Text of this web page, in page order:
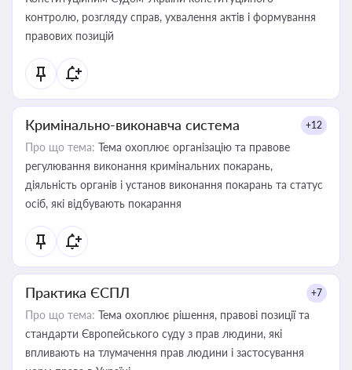
контролю, розгляду справ, ухвалення актів і формування
правових позицій
Кримінально-виконавча система +12
Про що тема: Тема охоплює організацію та правове
регулювання виконання кримінальних покарань,
діяльність органів і установ виконання покарань та статус
осіб, які відбувають покарання
Практика ЄСПЛ +7
Про що тема: Тема охоплює рішення, правові позиції та
стандарти Європейського суду з прав людини, які
впливають на тлумачення прав людини і застосування